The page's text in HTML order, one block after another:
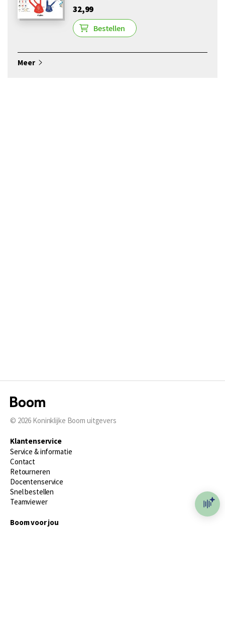
32,99
Bestellen
Meer
© 2026 Koninklijke Boom uitgevers
Klantenservice
Service & informatie
Contact
Retourneren
Docentenservice
Snel bestellen
Teamviewer
Boom voor jou